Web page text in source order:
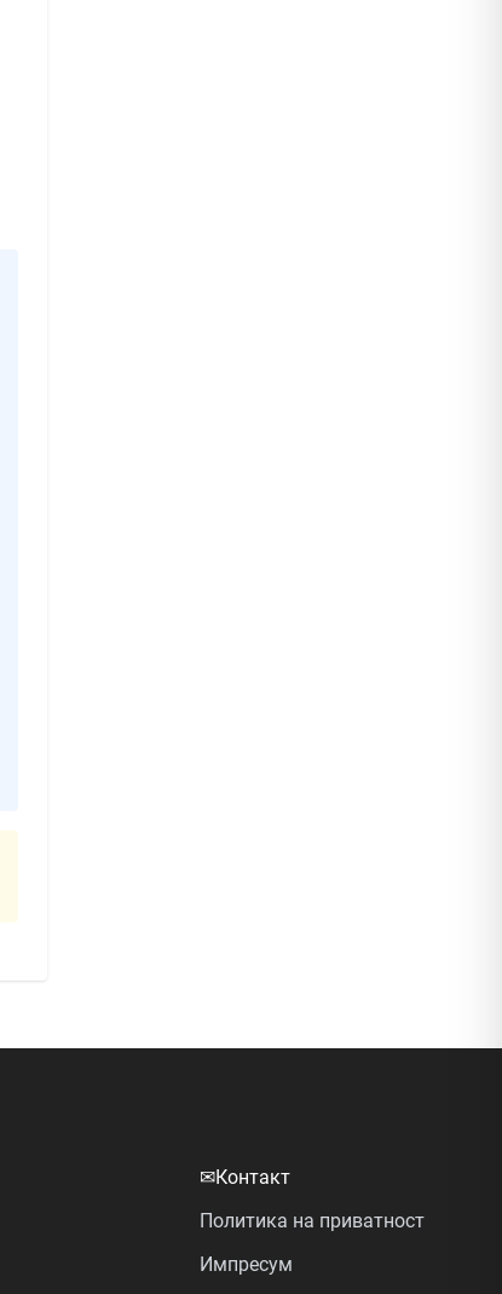
✉Контакт
Политика на приватност
Импресум